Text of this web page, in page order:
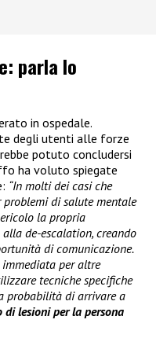
parla lo
in ospedale.
degli utenti alle forze
potuto concludersi
ha voluto spiegate
“In molti dei casi che
di salute mentale
la propria
de-escalation, creando
di comunicazione.
per altre
tecniche specifiche
probabilità di arrivare a
lesioni per la persona